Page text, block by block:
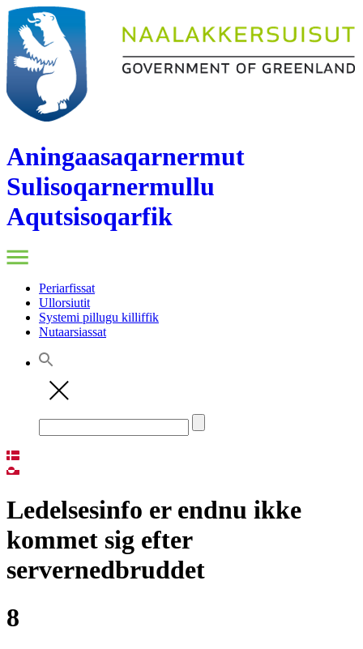
Aningaasaqarnermut
Sulisoqarnermullu
Aqutsisoqarfik
Periarfissat
Ullorsiutit
Systemi pillugu killiffik
Nutaarsiassat
Ledelsesinfo er endnu ikke
kommet sig efter
servernedbruddet
8